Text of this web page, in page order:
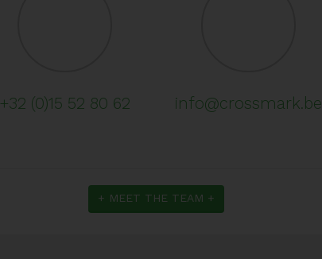
+32 (0)15 52 80 62 info@crossmark.be
+ MEET THE TEAM +